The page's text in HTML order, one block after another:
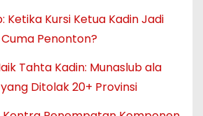
Ketika Kursi Ketua Kadin Jadi
Penonton?
Tahta Kadin: Munaslub ala
yang Ditolak 20+ Provinsi